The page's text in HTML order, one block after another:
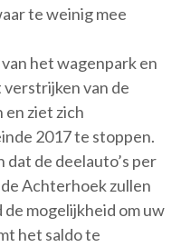
te weinig mee
het wagenpark en
van de
ziet zich
2017 te stoppen.
dat de deelauto’s per
Achterhoek zullen
mogelijkheid om uw
het saldo te